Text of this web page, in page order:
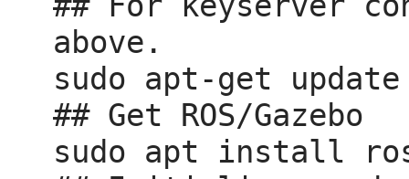
above.
sudo apt-get update
## Get ROS/Gazebo
sudo apt install